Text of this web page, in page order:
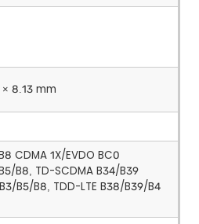
× 8.13 mm
CDMA 1X/EVDO BC0
B8, TD-SCDMA B34/B39
B5/B8, TDD-LTE B38/B39/B4